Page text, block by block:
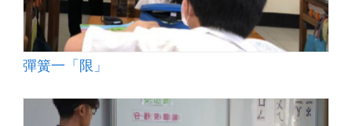
彈簧一「限」